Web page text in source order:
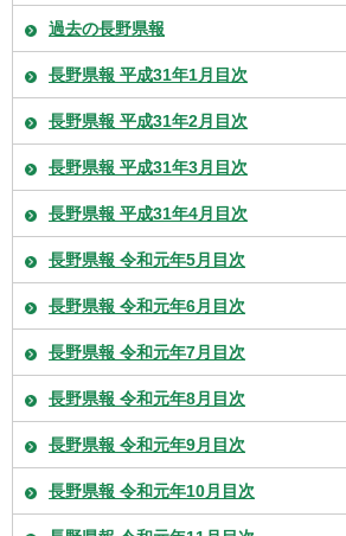
過去の長野県報
長野県報 平成31年1月目次
長野県報 平成31年2月目次
長野県報 平成31年3月目次
長野県報 平成31年4月目次
長野県報 令和元年5月目次
長野県報 令和元年6月目次
長野県報 令和元年7月目次
長野県報 令和元年8月目次
長野県報 令和元年9月目次
長野県報 令和元年10月目次